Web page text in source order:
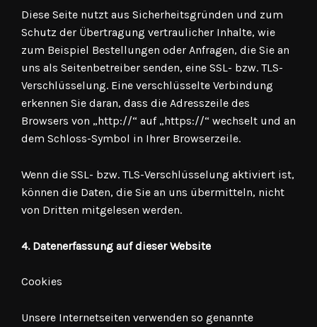
Diese Seite nutzt aus Sicherheitsgründen und zum
Schutz der Übertragung vertraulicher Inhalte, wie
zum Beispiel Bestellungen oder Anfragen, die Sie an
uns als Seitenbetreiber senden, eine SSL- bzw. TLS-
Verschlüsselung. Eine verschlüsselte Verbindung
erkennen Sie daran, dass die Adresszeile des
Browsers von „http://“ auf „https://“ wechselt und an
dem Schloss-Symbol in Ihrer Browserzeile.
Wenn die SSL- bzw. TLS-Verschlüsselung aktiviert ist,
können die Daten, die Sie an uns übermitteln, nicht
von Dritten mitgelesen werden.
4. Datenerfassung auf dieser Website
Cookies
Unsere Internetseiten verwenden so genannte